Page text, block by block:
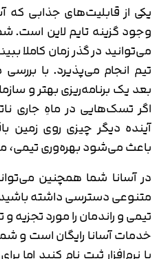
یکی از قابلیت‌های جذابی که
وجود گزینه تایم لاین است.
می‌توانید در گذر زمان کاملا
تیم انجام می‌پذیرد. با
بعد یک برنامه‌ریزی بهتر و
اگر تسک‌هایی در ماهِ جاری
آینده دیگر چیزی روی زمین
باعث می‌شود بهره‌وری تیمی،
در آسانا شما همچنین
متنوعی دسترسی داشته باشید
تیمی و راندمان را مورد تجزیه
خدمات آسانا رایگان است و